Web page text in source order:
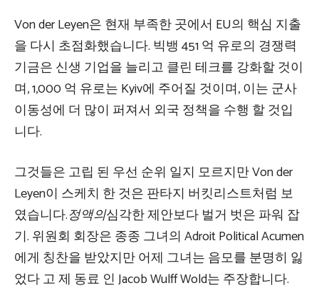
Von der Leyen은 현재 부족한 곳에서 EU의 핵심 지출
을 다시 초점화했습니다. 빅뱅 451 억 유로의 경쟁력
기금은 신생 기업을 늘리고 클린 테크를 강화할 것이
며, 1,000 억 유로는 Kyiv에 주어질 것이며, 이는 군사
이동성에 더 많이 퍼져서 외국 정책을 수행 할 것입
니다.
그것들은 고립 된 우선 순위 일지 모르지만 Von der
Leyen이 스케치 한 것은 판타지 버킷리스트처럼 보
였습니다.정액의심각한 제안보다 벌거 벗은 파워 잡
기. 위원회 회장은 종종 그녀의 Adroit Political Acumen
에게 칭찬을 받았지만 어제 그녀는 음모를 분명히 잃
었다 고 제 동료 인 Jacob Wulff Wold는 주장합니다.